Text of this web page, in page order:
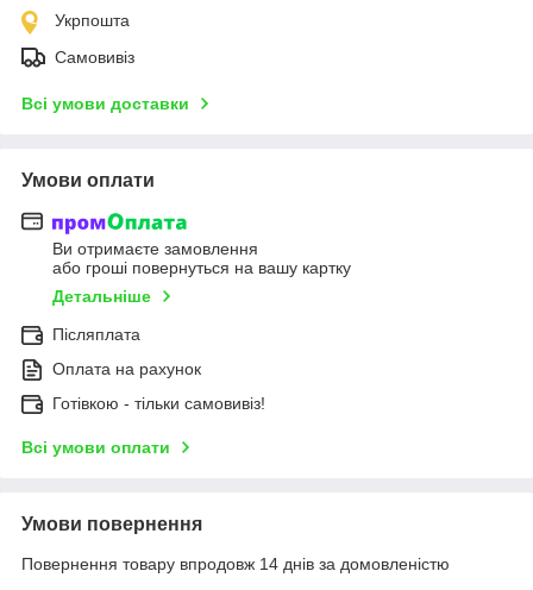
Укрпошта
Самовивіз
Всі умови доставки
Умови оплати
Ви отримаєте замовлення
або гроші повернуться на вашу картку
Детальніше
Післяплата
Оплата на рахунок
Готівкою - тільки самовивіз!
Всі умови оплати
Умови повернення
Повернення товару впродовж 14 днів за домовленістю